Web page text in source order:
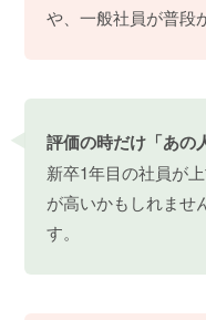
や、一般社員が普段
評価の時だけ「あの
新卒1年目の社員が
が高いかもしれませ
す。